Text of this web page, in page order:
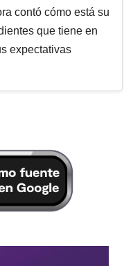
contó cómo está su
que tiene en
expectativas